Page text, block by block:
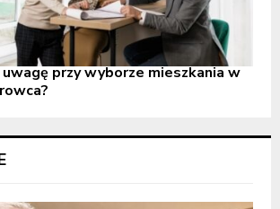
przy wyborze mieszkania w